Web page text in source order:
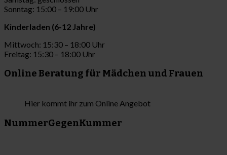
Sonntag: 15:00 – 19:00 Uhr
Kinderladen (6-12 Jahre)
Mittwoch: 15:30 – 18:00 Uhr
Freitag: 15:30 – 18:00 Uhr
Online Beratung für Mädchen und Frauen
Hier kommt ihr zum Online Angebot
NummerGegenKummer